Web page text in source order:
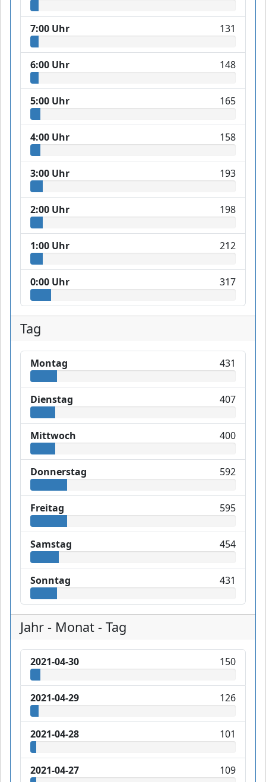
7:00 Uhr 131
6:00 Uhr 148
5:00 Uhr 165
4:00 Uhr 158
3:00 Uhr 193
2:00 Uhr 198
1:00 Uhr 212
0:00 Uhr 317
Tag
Montag 431
Dienstag 407
Mittwoch 400
Donnerstag 592
Freitag 595
Samstag 454
Sonntag 431
Jahr - Monat - Tag
2021-04-30 150
2021-04-29 126
2021-04-28 101
2021-04-27 109